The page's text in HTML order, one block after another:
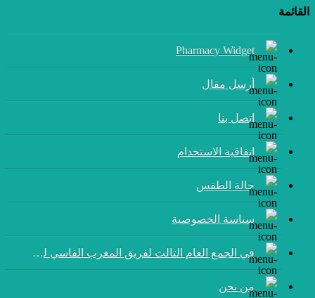
القائمة
Pharmacy Widget
أرسل مقال
إتصل بنا
اتفاقية الاستخدام
حالة الطقس
سياسة الخصوصية
في الجمع العام الثالث لفريق المغرب الفاسي لكرة القدم:
من نحن